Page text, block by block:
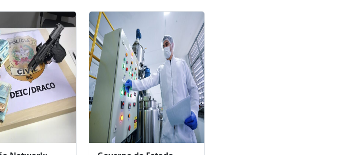
40 milhões em investimentos